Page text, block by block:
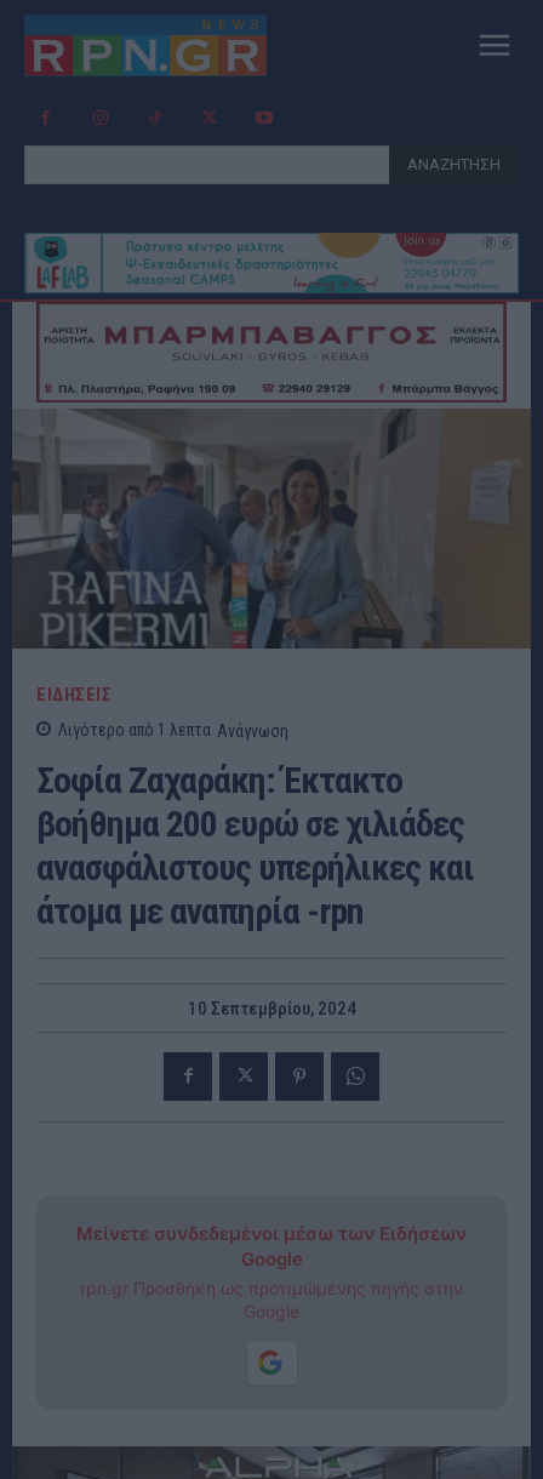
ΑΝΑΖΗΤΗΣΗ
ΕΙΔΗΣΕΙΣ
Λιγότερο από 1 λεπτα Ανάγνωση
Σοφία Ζαχαράκη: Έκτακτο
βοήθημα 200 ευρώ σε χιλιάδες
ανασφάλιστους υπερήλικες και
άτομα με αναπηρία -rpn
10 Σεπτεμβρίου, 2024
Μείνετε συνδεδεμένοι μέσω των Ειδήσεων
Google
rpn.gr Προσθήκη ως προτιμώμενης πηγής στην
Google